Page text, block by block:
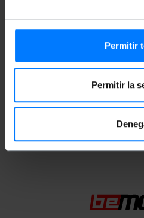
Permitir
Permitir la
Bruto gewicht: 10 g
hoogte): 16.0 x 16.0 x
Pakket maatregelen: